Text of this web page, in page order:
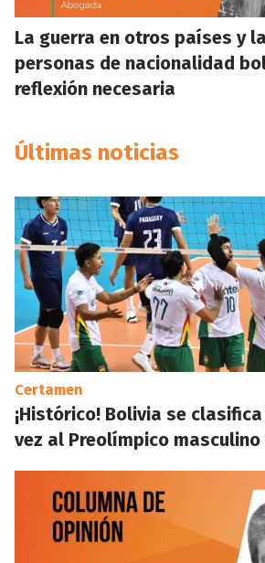
La guerra en otros países y
personas de nacionalidad
reflexión necesaria
Últimas noticias
Certamen
¡Histórico! Bolivia se
vez al Preolímpico